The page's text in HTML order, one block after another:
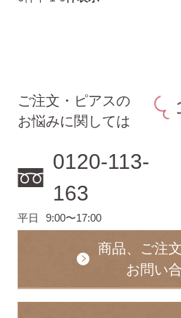
ピアス初心者さんの素朴
（初回のみ）。
ピアスホールアドバイザ
約8,000件！
10日間返品保証
チタン純度99.5%、素材
件！
使いやすい「花型シリコ
ご注文・ピアスの
お悩みに関しては
0120-113-
163
平日 9:00〜17:00
商品、ご注
お問い